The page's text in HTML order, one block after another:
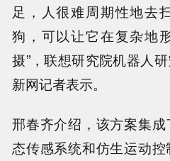
足，人很难周期性地去
狗，可以让它在复杂地
摄”，联想研究院机器人
新网记者表示。
邢春齐介绍，该方案集
态传感系统和仿生运动